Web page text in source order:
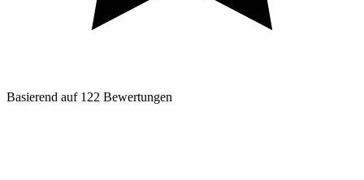
Basierend auf 122 Bewertungen